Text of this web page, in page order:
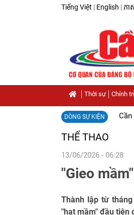
Tiếng Việt | English | ភាស
Thời sự Chính trị
DÒNG SỰ KIỆN
THỂ THAO
13/06/2026 - 06:28
"Gieo
Thành lập từ
"hạt mầm" đầu tiên